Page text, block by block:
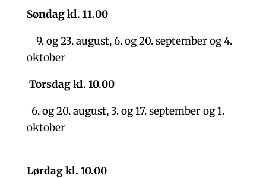
Søndag kl. 11.00
9. og 23. august, 6. og 20. september og 4.
oktober
Torsdag kl. 10.00
6. og 20. august, 3. og 17. september og 1.
oktober
Lørdag kl. 10.00